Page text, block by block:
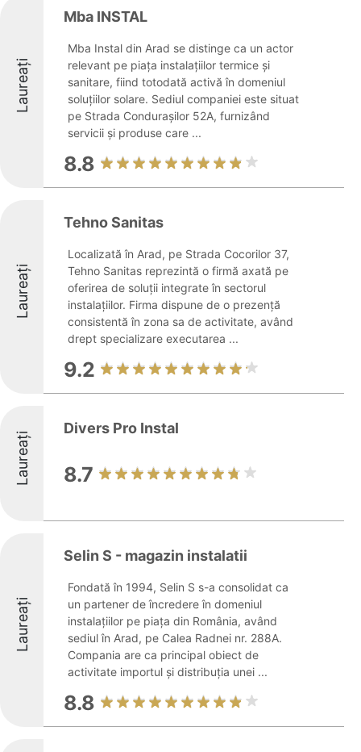
Laureați
Mba INSTAL
Mba Instal din Arad se distinge ca un actor
relevant pe piața instalațiilor termice și
sanitare, fiind totodată activă în domeniul
soluțiilor solare. Sediul companiei este situat
pe Strada Condurașilor 52A, furnizând
servicii și produse care ...
8.8
Laureați
Tehno Sanitas
Localizată în Arad, pe Strada Cocorilor 37,
Tehno Sanitas reprezintă o firmă axată pe
oferirea de soluții integrate în sectorul
instalațiilor. Firma dispune de o prezență
consistentă în zona sa de activitate, având
drept specializare executarea ...
9.2
Laureați
Divers Pro Instal
8.7
Laureați
Selin S - magazin instalatii
Fondată în 1994, Selin S s-a consolidat ca
un partener de încredere în domeniul
instalațiilor pe piața din România, având
sediul în Arad, pe Calea Radnei nr. 288A.
Compania are ca principal obiect de
activitate importul și distribuția unei ...
8.8